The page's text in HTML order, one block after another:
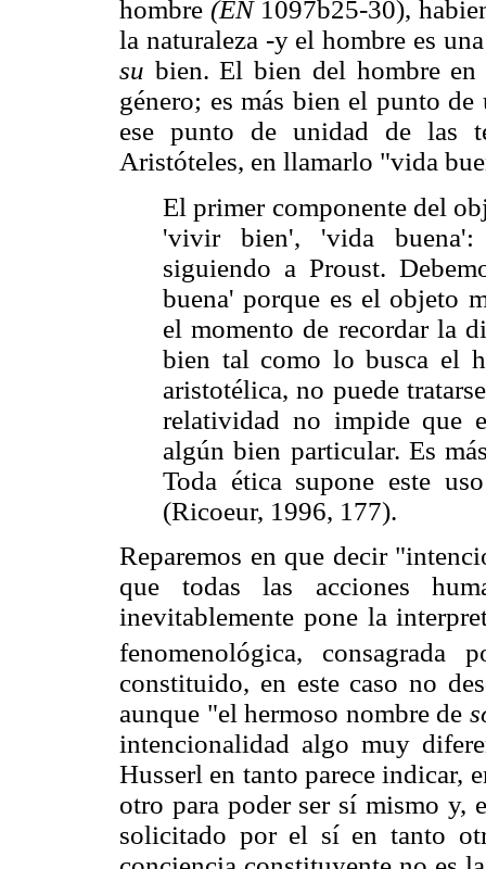
hombre (EN1097b25-30),
la naturaleza -y el hombre es
su bien. El bien del hombre
género; es más bien el punto
ese punto de unidad de las
Aristóteles, en llamarlo "vida
El primer componente del
'vivir bien', 'vida buena':
siguiendo a Proust.
buena' porque es el objeto
el momento de recordar la
bien tal como lo busca el
aristotélica, no puede
relatividad no impide que
algún bien particular. Es
Toda ética supone este
(Ricoeur, 1996, 177).
Reparemos en que decir
que todas las acciones
inevitablemente pone la
fenomenológica, consagrada
constituido, en este caso no
aunque "el hermoso nombre de
intencionalidad algo muy
Husserl en tanto parece indicar,
otro para poder ser sí mismo y,
solicitado por el sí en tanto